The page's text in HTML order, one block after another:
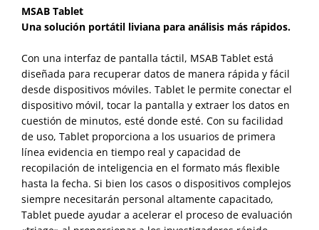
MSAB Tablet
Una solución portátil liviana para análisis más rápidos.
Con una interfaz de pantalla táctil, MSAB Tablet está
diseñada para recuperar datos de manera rápida y fácil
desde dispositivos móviles. Tablet le permite conectar el
dispositivo móvil, tocar la pantalla y extraer los datos en
cuestión de minutos, esté donde esté. Con su facilidad
de uso, Tablet proporciona a los usuarios de primera
línea evidencia en tiempo real y capacidad de
recopilación de inteligencia en el formato más flexible
hasta la fecha. Si bien los casos o dispositivos complejos
siempre necesitarán personal altamente capacitado,
Tablet puede ayudar a acelerar el proceso de evaluación